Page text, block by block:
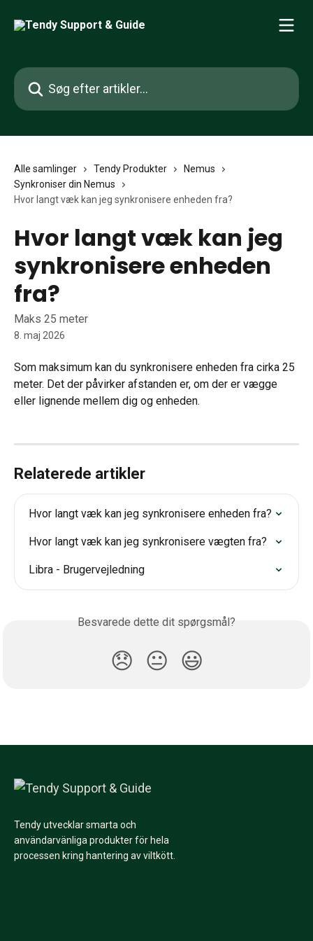
Søg efter artikler...
Alle samlinger Tendy Produkter
Nemus
Synkroniser din Nemus
Hvor langt væk kan jeg synkronisere enheden fra?
Hvor langt væk kan jeg
synkronisere enheden
fra?
Maks 25 meter
8. maj 2026
Som maksimum kan du synkronisere enheden fra cirka 25
meter. Det der påvirker afstanden er, om der er vægge
eller lignende mellem dig og enheden.
Relaterede artikler
Hvor langt væk kan jeg synkronisere enheden fra?
Hvor langt væk kan jeg synkronisere vægten fra?
Libra - Brugervejledning
Besvarede dette dit spørgsmål?
😞 😐 😃
Tendy utvecklar smarta och
användarvänliga produkter för hela
processen kring hantering av viltkött.